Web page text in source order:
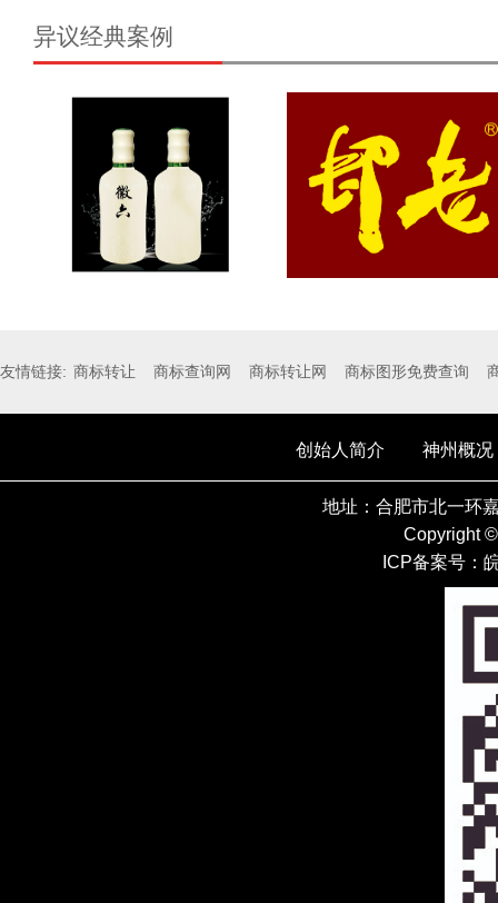
异议经典案例
友情链接: 商标转让 商标查询网 商标转让网 商标图形免费查询
创始人简介 神州概况
地址：合肥市北一环
Copyright
ICP备案号：